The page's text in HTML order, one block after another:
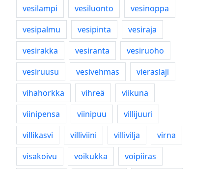
vesilampi
vesiluonto
vesinoppa
vesipalmu
vesipinta
vesiraja
vesirakka
vesiranta
vesiruoho
vesiruusu
vesivehmas
vieraslaji
vihahorkka
vihreä
viikuna
viinipensa
viinipuu
villijuuri
villikasvi
villiviini villivilja
virna
visakoivu
voikukka
voipiiras